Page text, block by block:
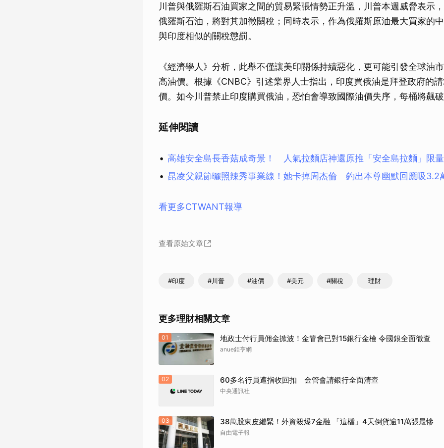
川普與俄羅斯石油買家之間的貿易緊張情勢正升溫，川普本週威脅表示
俄羅斯石油，將對其加徵關稅；同時表示，作為俄羅斯原油最大買家的
與印度相似的關稅懲罰。
《經濟學人》分析，此舉不僅讓美印關係持續惡化，更可能引發全球油
高油價。根據《CNBC》引述業界人士指出，印度買俄油是拜登政府的
價。如今川普禁止印度購買俄油，恐怕會導致國際油價失序，每桶將飆
延伸閱讀
高雄安全島長香菇成奇景！ 人氣拉麵店神還原推「安全島拉麵」限
昆凌父親節曬照辣秀事業線！她卡掉周杰倫 釣出本尊幽默回應吸3.2
看更多CTWANT報導
查看原始文章
#印度 #川普 #油價 #美元 #關稅 理財
更多理財相關文章
01 地政士付行員佣金掀波！金管會已對15銀行金檢 令國銀全面徹查
anue鉅亨網
02 60多名行員遭指收回扣 金管會請銀行全面清查
中央通訊社
03 38萬股東皮繃緊！外資殺爆7金融 「這檔」4天倒貨逾11萬張最慘
自由電子報